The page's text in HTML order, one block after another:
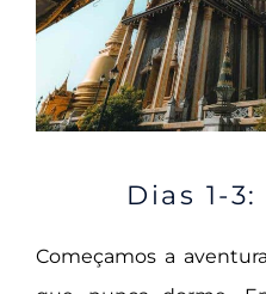
Dias 1-
Começamos a